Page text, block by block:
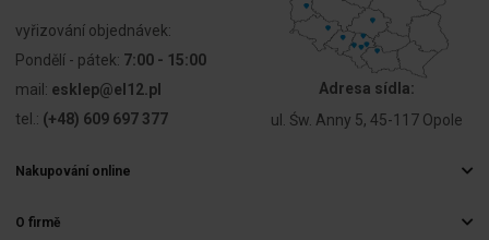
Głębokość 186 mm
vyřizování objednávek:
Pondělí - pátek: 7:00 - 15:00
mail: esklep@el12.pl
tel.: (+48) 609 697 377
Adresa sídla:
ul. Św. Anny 5, 45-117 Opole
Nakupování online
Způsoby doručení
O firmě